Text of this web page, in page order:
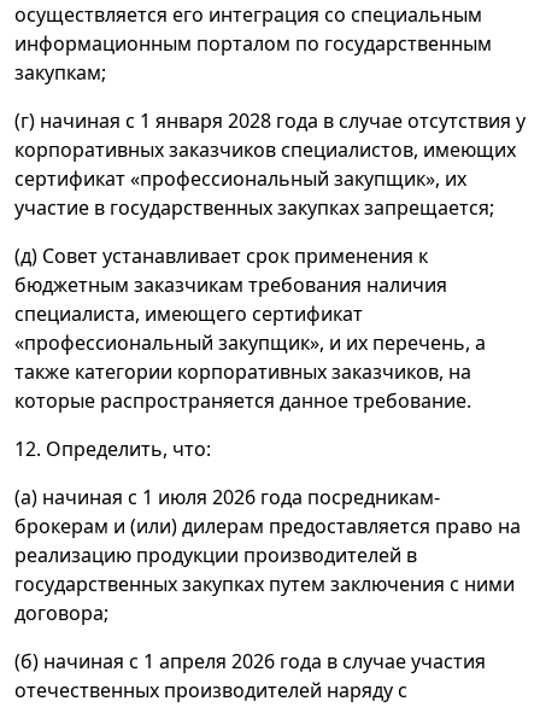
осуществляется его интеграция со специальным
информационным порталом по государственным
закупкам;
(г) начиная с 1 января 2028 года в случае отсутствия у
корпоративных заказчиков специалистов, имеющих
сертификат «профессиональный закупщик», их
участие в государственных закупках запрещается;
(д) Совет устанавливает срок применения к
бюджетным заказчикам требования наличия
специалиста, имеющего сертификат
«профессиональный закупщик», и их перечень, а
также категории корпоративных заказчиков, на
которые распространяется данное требование.
12. Определить, что:
(а) начиная с 1 июля 2026 года посредникам-
брокерам и (или) дилерам предоставляется право на
реализацию продукции производителей в
государственных закупках путем заключения с ними
договора;
(б) начиная с 1 апреля 2026 года в случае участия
отечественных производителей наряду с